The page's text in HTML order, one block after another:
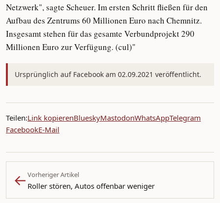
Netzwerk", sagte Scheuer. Im ersten Schritt fließen für den
Aufbau des Zentrums 60 Millionen Euro nach Chemnitz.
Insgesamt stehen für das gesamte Verbundprojekt 290
Millionen Euro zur Verfügung. (cul)"
Ursprünglich auf Facebook am 02.09.2021 veröffentlicht.
Teilen:Link kopierenBlueskyMastodonWhatsAppTelegram
FacebookE-Mail
← Vorheriger Artikel
Roller stören, Autos offenbar weniger